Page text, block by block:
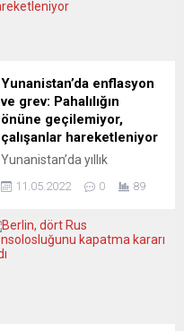
Yunanistan’da enflasyon
ve grev: Pahalılığın
önüne geçilemiyor,
çalışanlar hareketleniyor
Yunanistan’da yıllık
savaşının enerji ve gıda
1995’ten bu yana ilk kez
yüzde 10’un üzerine çıktı.
11.05.2022 0 89